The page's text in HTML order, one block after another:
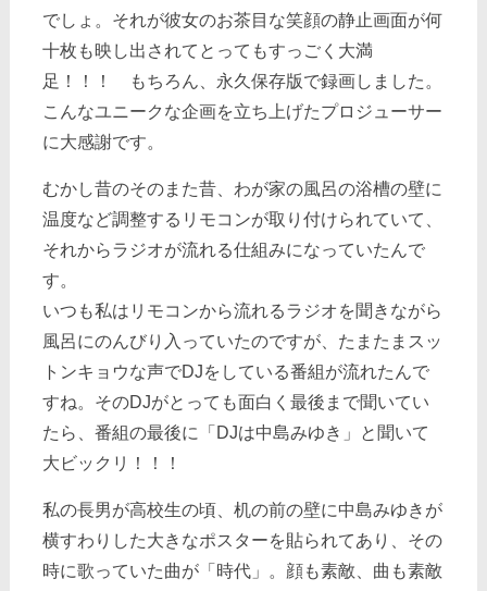
でしょ。それが彼女のお茶目な笑顔の静止画面が何
十枚も映し出されてとってもすっごく大満
足！！！ もちろん、永久保存版で録画しました。
こんなユニークな企画を立ち上げたプロジューサー
に大感謝です。
むかし昔のそのまた昔、わが家の風呂の浴槽の壁に
温度など調整するリモコンが取り付けられていて、
それからラジオが流れる仕組みになっていたんで
す。
いつも私はリモコンから流れるラジオを聞きながら
風呂にのんびり入っていたのですが、たまたまスッ
トンキョウな声でDJをしている番組が流れたんで
すね。そのDJがとっても面白く最後まで聞いてい
たら、番組の最後に「DJは中島みゆき」と聞いて
大ビックリ！！！
私の長男が高校生の頃、机の前の壁に中島みゆきが
横すわりした大きなポスターを貼られてあり、その
時に歌っていた曲が「時代」。顔も素敵、曲も素敵